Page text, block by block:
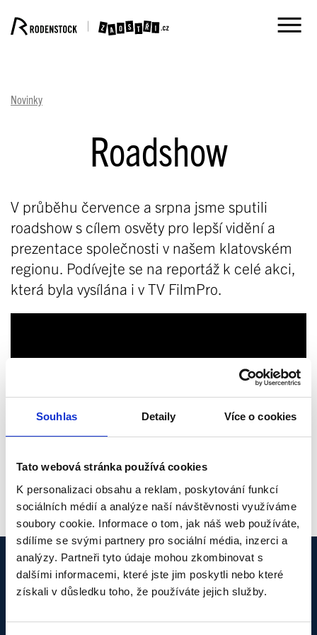
Souhlas Detaily Více o cookies
Tato webová stránka používá cookies
K personalizaci obsahu a reklam, poskytování funkcí
sociálních médií a analýze naší návštěvnosti využíváme
soubory cookie. Informace o tom, jak náš web používáte,
sdílíme se svými partnery pro sociální média, inzerci a
analýzy. Partneři tyto údaje mohou zkombinovat s
dalšími informacemi, které jste jim poskytli nebo které
získali v důsledku toho, že používáte jejich služby.
Novinky
Roadshow
V průběhu července a srpna jsme sputili
roadshow s cílem osvěty pro lepší vidění a
prezentace společnosti v našem klatovském
regionu. Podívejte se na reportáž k celé akci,
která byla vysílána i v TV FilmPro.
Kdo jsme